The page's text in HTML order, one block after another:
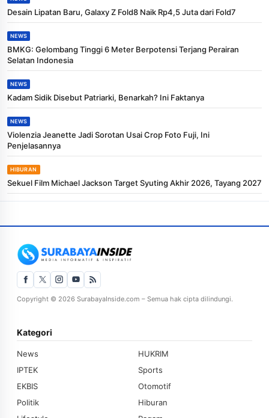
Desain Lipatan Baru, Galaxy Z Fold8 Naik Rp4,5 Juta dari Fold7
NEWS
BMKG: Gelombang Tinggi 6 Meter Berpotensi Terjang Perairan
Selatan Indonesia
NEWS
Kadam Sidik Disebut Patriarki, Benarkah? Ini Faktanya
NEWS
Violenzia Jeanette Jadi Sorotan Usai Crop Foto Fuji, Ini
Penjelasannya
HIBURAN
Sekuel Film Michael Jackson Target Syuting Akhir 2026, Tayang 2027
Copyright © 2026 SurabayaInside.com – Semua hak cipta dilindungi.
Kategori
News
HUKRIM
IPTEK
Sports
EKBIS
Otomotif
Politik
Hiburan